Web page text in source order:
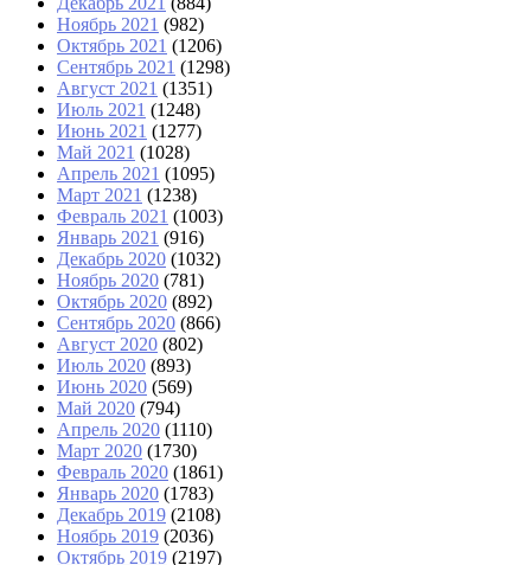
Ноябрь 2021 (982)
Октябрь 2021 (1206)
Сентябрь 2021 (1298)
Август 2021 (1351)
Июль 2021 (1248)
Июнь 2021 (1277)
Май 2021 (1028)
Апрель 2021 (1095)
Март 2021 (1238)
Февраль 2021 (1003)
Январь 2021 (916)
Декабрь 2020 (1032)
Ноябрь 2020 (781)
Октябрь 2020 (892)
Сентябрь 2020 (866)
Август 2020 (802)
Июль 2020 (893)
Июнь 2020 (569)
Май 2020 (794)
Апрель 2020 (1110)
Март 2020 (1730)
Февраль 2020 (1861)
Январь 2020 (1783)
Декабрь 2019 (2108)
Ноябрь 2019 (2036)
Октябрь 2019 (2197)